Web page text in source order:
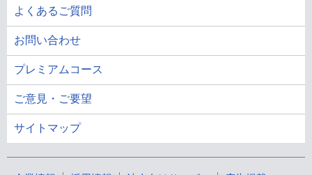
よくあるご質問
お問い合わせ
プレミアムコース
ご意見・ご要望
サイトマップ